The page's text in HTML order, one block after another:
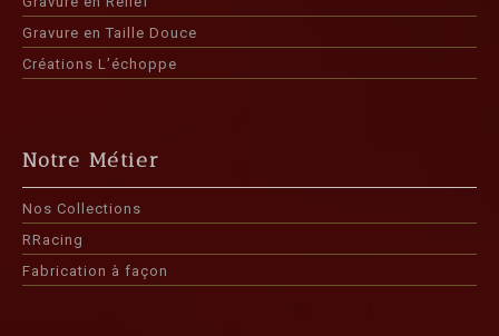
Gravure en Taille Douce
Créations L’échoppe
Notre Métier
Nos Collections
RRacing
Fabrication à façon